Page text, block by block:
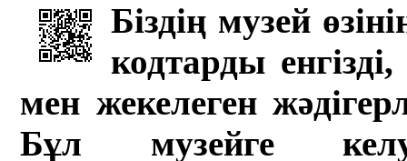
Біздің музей
кодтарды
мен жекелеген
Бұл музейге